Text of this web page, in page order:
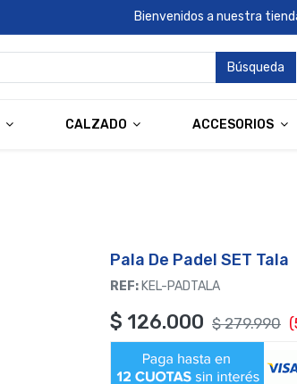
Bienvenidos a nuestra
Búsqueda
CALZADO ACCESORIOS
Pala De Padel SET Tala
REF: KEL-PADTALA
$ 126.000 $279.990